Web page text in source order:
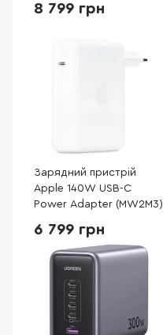
8 799 грн
Зарядний пристрій
Apple 140W USB-C
Power Adapter (MW2M3)
6 799 грн